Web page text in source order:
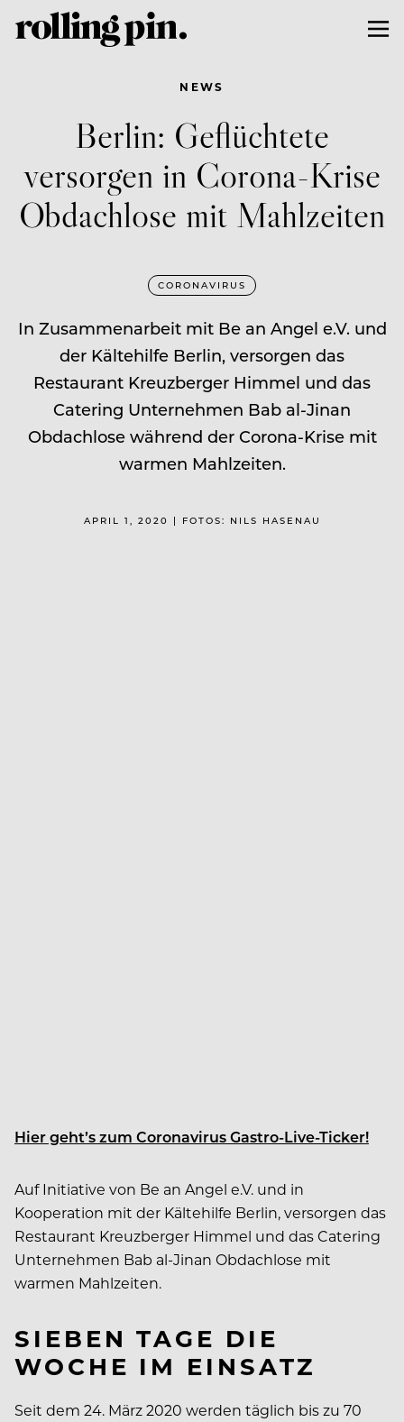
NEWS
Berlin: Geflüchtete
versorgen in Corona-Krise
Obdachlose mit Mahlzeiten
CORONAVIRUS
In Zusammenarbeit mit Be an Angel e.V. und
der Kältehilfe Berlin, versorgen das
Restaurant Kreuzberger Himmel und das
Catering Unternehmen Bab al-Jinan
Obdachlose während der Corona-Krise mit
warmen Mahlzeiten.
APRIL 1, 2020 | FOTOS: NILS HASENAU
Hier geht’s zum Coronavirus Gastro-Live-Ticker!
Auf Initiative von Be an Angel e.V. und in
Kooperation mit der Kältehilfe Berlin, versorgen das
Restaurant Kreuzberger Himmel und das Catering
Unternehmen Bab al-Jinan Obdachlose mit
warmen Mahlzeiten.
SIEBEN TAGE DIE
WOCHE IM EINSATZ
Seit dem 24. März 2020 werden täglich bis zu 70